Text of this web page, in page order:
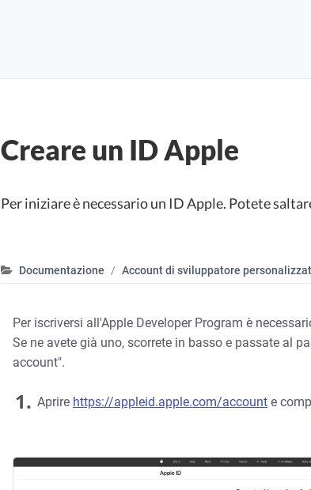
Creare un ID Apple
Per iniziare è necessario un ID Apple. Potete
Documentazione Account di sviluppatore
Per iscriversi all'Apple Developer Program è
Se ne avete già uno, scorrete in basso e passate al
account".
1. Aprire https://appleid.apple.com/account e